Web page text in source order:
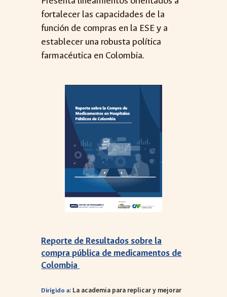
fortalecer las capacidades de la
función de compras en la ESE y a
establecer una robusta política
farmacéutica en Colombia.
Reporte de Resultados sobre la
compra pública de medicamentos de
Colombia
Dirigido a: La academia para replicar y mejorar